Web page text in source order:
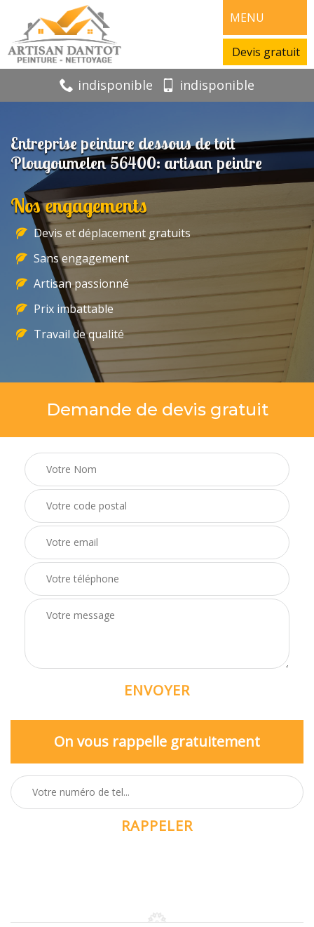
MENU
Devis gratuit
indisponible indisponible
Entreprise peinture dessous de toit
Plougoumelen 56400: artisan peintre
Nos engagements
Devis et déplacement gratuits
Sans engagement
Artisan passionné
Prix imbattable
Travail de qualité
Demande de devis gratuit
On vous rappelle gratuitement